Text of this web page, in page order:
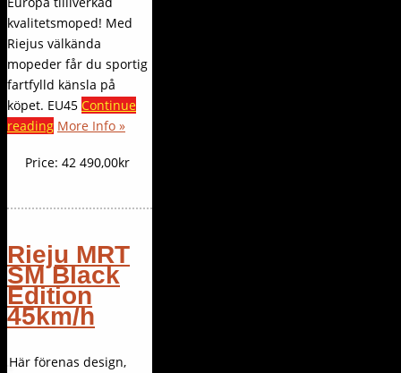
kvalitetsmoped! Med
Riejus välkända
mopeder får du sportig
fartfylld känsla på
köpet. EU45 Continue
reading More Info »
Price: 42 490,00kr
Rieju MRT
SM Black
Edition
45km/h
Här förenas design,